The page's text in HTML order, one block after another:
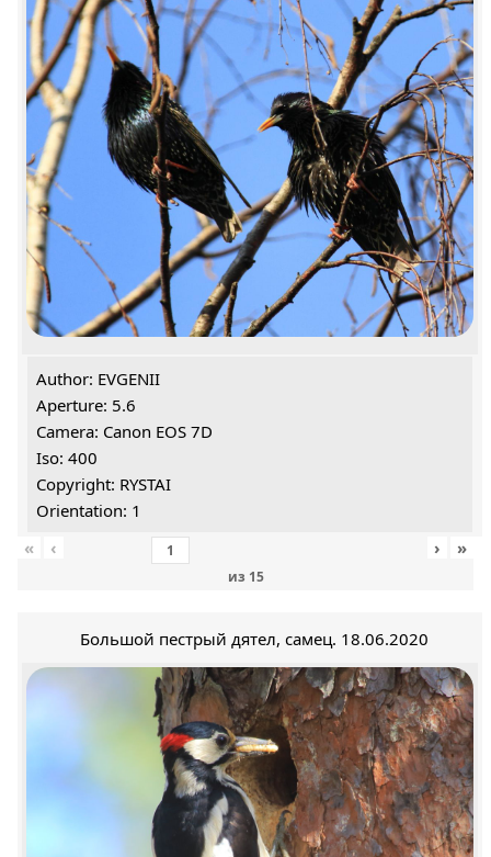
Author: EVGENII
Aperture: 5.6
Camera: Canon EOS 7D
Iso: 400
Copyright: RYSTAI
Orientation: 1
«
‹
из 15
› »
Большой пестрый дятел, самец. 18.06.2020